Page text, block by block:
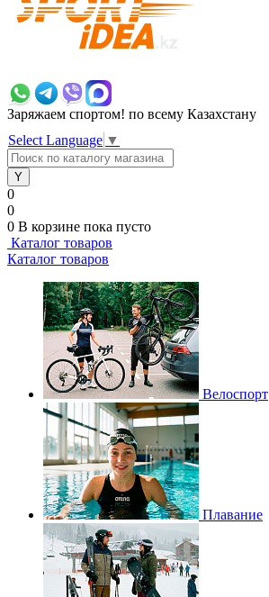
Заряжаем спортом! по всему Казахстану
Select Language ▼
0
0
0 В корзине пока пусто
Каталог товаров
Каталог товаров
Велоспорт
Плавание